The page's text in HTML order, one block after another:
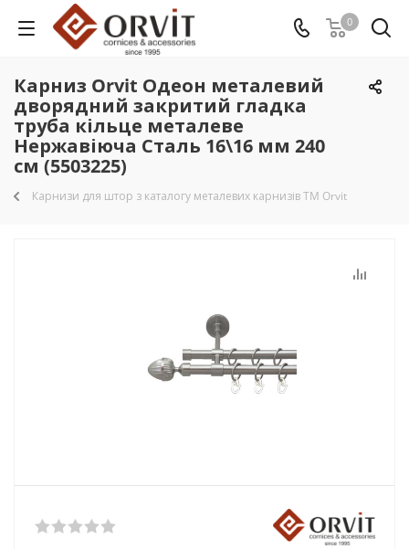
0
Карниз Orvit Одеон металевий
дворядний закритий гладка
труба кільце металеве
Нержавіюча Сталь 16\16 мм 240
см (5503225)
Карнизи для штор з каталогу металевих карнизів TM Orvit